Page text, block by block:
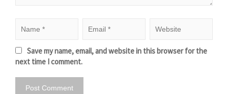
Save my name, email, and website in this browser for the
next time I comment.